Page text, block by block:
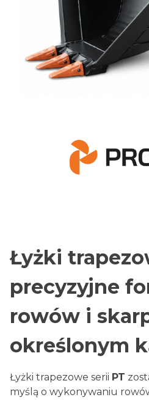
Łyżki
precyzyjne
rowów i
określonym
Łyżki trapezowe serii PT
myślą o wykonywaniu